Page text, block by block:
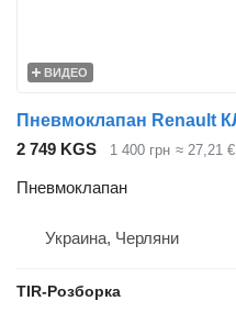
ВИДЕО
2 749 KGS 1 400 грн ≈ 27,21 €
Пневмоклапан
Украина, Черляни
TIR-Розборка